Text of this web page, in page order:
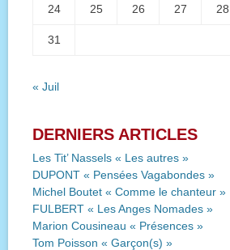
24 25 26 27 28
31
« Juil
DERNIERS ARTICLES
Les Tit’ Nassels « Les autres »
DUPONT « Pensées Vagabondes »
Michel Boutet « Comme le chanteur »
FULBERT « Les Anges Nomades »
Marion Cousineau « Présences »
Tom Poisson « Garçon(s) »